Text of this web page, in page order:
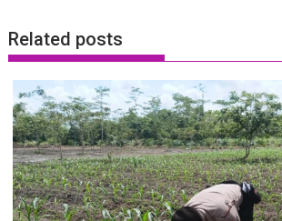
Related posts